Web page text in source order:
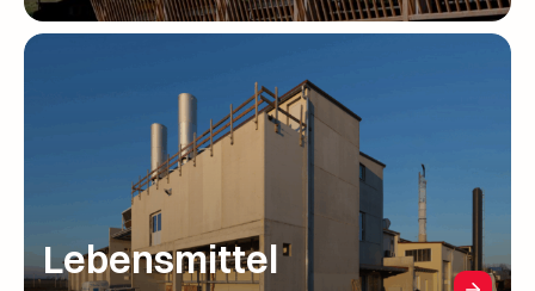
Lebensmittel